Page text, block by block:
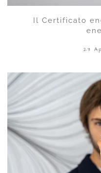
Il Certificato
23